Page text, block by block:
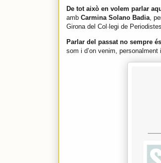
De tot això en volem parlar
amb Carmina Solano Badia ,
Girona del Col·legi de
Parlar del passat no sempre
som i d’on venim, personalment